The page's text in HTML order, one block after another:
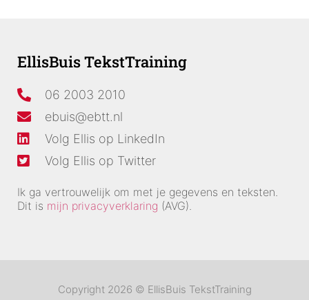
EllisBuis TekstTraining
06 2003 2010
ebuis@ebtt.nl
Volg Ellis op LinkedIn
Volg Ellis op Twitter
Ik ga vertrouwelijk om met je gegevens en teksten.
Dit is mijn privacyverklaring (AVG).
Copyright 2026 © EllisBuis TekstTraining